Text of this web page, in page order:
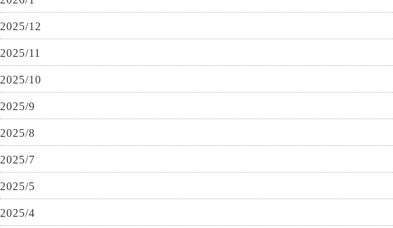
2025/12
2025/11
2025/10
2025/9
2025/8
2025/7
2025/5
2025/4